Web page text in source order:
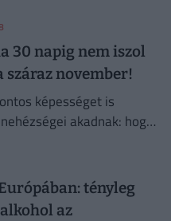
30 napig nem iszol
száraz november!
képességet is
akadnak: hogy
tényleg
az